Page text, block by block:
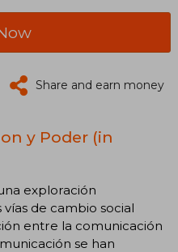
Share and earn money
y Poder (in
exploración
de cambio social
entre la comunicación
se han